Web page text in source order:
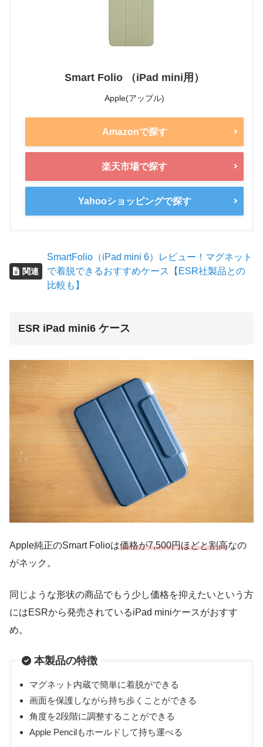
Smart Folio （iPad mini用）
Apple(アップル)
Amazonで探す
楽天市場で探す
Yahooショッピングで探す
関連
SmartFolio（iPad mini 6）レビュー！マグネット
で着脱できるおすすめケース【ESR社製品との
比較も】
ESR iPad mini6 ケース
Apple純正のSmart Folioは価格が7,500円ほどと割高なの
がネック。
同じような形状の商品でもう少し価格を抑えたいという方
にはESRから発売されているiPad miniケースがおすす
め。
本製品の特徴
マグネット内蔵で簡単に着脱ができる
画面を保護しながら持ち歩くことができる
角度を2段階に調整することができる
Apple Pencilもホールドして持ち運べる